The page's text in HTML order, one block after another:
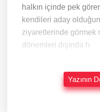
halkın içinde pek
kendileri aday
ziyaretlerinde görmek
dönemleri dışında h
Yazının